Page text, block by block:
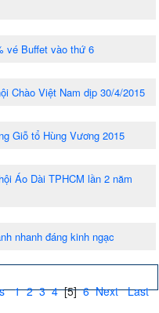
vé Buffet vào thứ 6
Chào Việt Nam dịp 30/4/2015
Giỗ tổ Hùng Vương 2015
Áo Dài TPHCM lần 2 năm
nhanh đáng kinh ngạc
1 2 3 4 [5] 6 Next Last